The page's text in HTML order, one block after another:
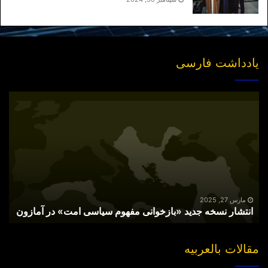
با پیکر مصدوم و از کار افتاده خود شاهد زنده
تجاوز صدام به ایران عزیز بود. اینک جناب دکتر
شهید، اگر هزاران شهید راه آزادی و دمکراسی
انسانی جمهوری اسلامی را به سمع و نظرتان
برسانند، سیاهچال جمهوری اسلامی پر است
بکشند. محمد نوری زاد، نرگس محمدی،
نسرین ستوده و… تنها تعدادی از این شهیدان
زنده هستند.
پایانی نیست ولی این سخن حق را نیز از آنان
یادداشت فارسی
آمازونمارس 27, 2025
انتشار نسخه جدید «بازخوانی مفهوم سیاسی امت» در آمازون
مقالات بالعربیه